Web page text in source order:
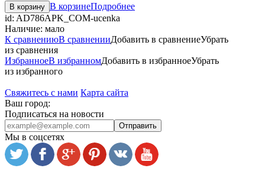
В корзину В корзинеПодробнее
id: AD786APK_COM-ucenka
Наличие: мало
К сравнениюВ сравненииДобавить в сравнениеУбрать
из сравнения
ИзбранноеВ избранномДобавить в избранноеУбрать
из избранного
Свяжитесь с нами Карта сайта
Ваш город:
Подписаться на новости
Отправить
Мы в соцсетях